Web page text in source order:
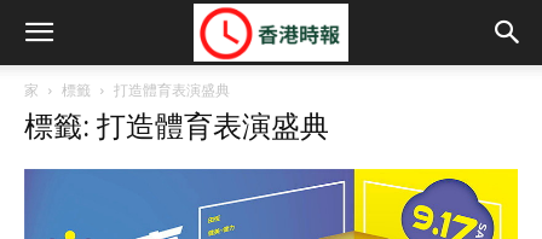
家 標籤 打造體育表演盛典
標籤: 打造體育表演盛典